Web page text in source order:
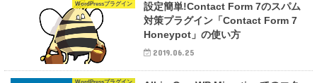
WordPressプラグイン
設定簡単!Contact Form 7のスパム
対策プラグイン「Contact Form 7
Honeypot」の使い方
2019.06.25